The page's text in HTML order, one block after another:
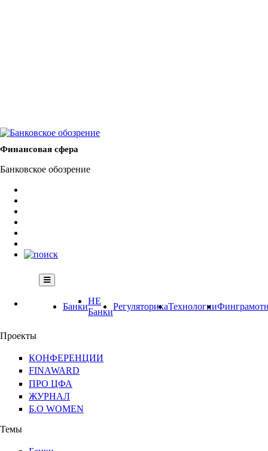
Финансовая сфера
Банковское обозрение
Банки
НЕ
Банки
РегуляторикаТехнологии
Проекты
КОНФЕРЕНЦИИ
FINAWARD
ПРО ЦФА
ЖУРНАЛ
Б.О WOMEN
Темы